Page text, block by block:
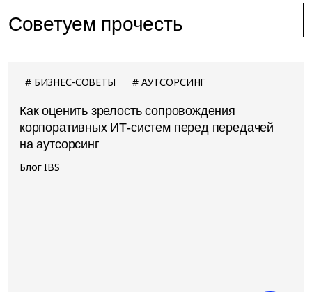
Советуем прочесть
БИЗНЕС-СОВЕТЫ АУТСОРСИНГ
Как оценить зрелость сопровождения
корпоративных ИТ-систем перед передачей
на аутсорсинг
Блог IBS